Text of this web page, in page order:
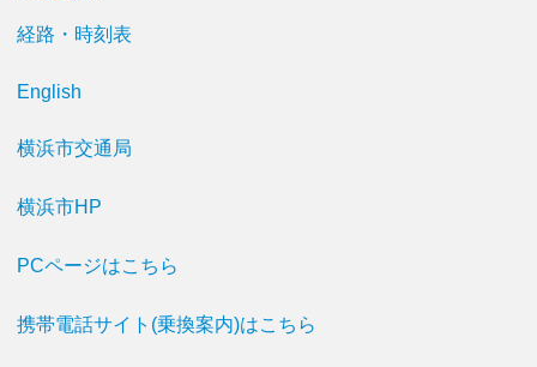
経路・時刻表
English
横浜市交通局
横浜市HP
PCページはこちら
携帯電話サイト(乗換案内)はこちら